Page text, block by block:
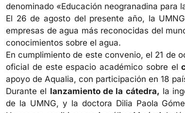
denominado «Educación neogranadina para
El 26 de agosto del presente año, la
empresas de agua más reconocidas del
conocimientos sobre el agua.
En cumplimiento de este convenio, el 21 de
oficial de este espacio académico sobre el
apoyo de Aqualia, con participación en 18
Durante el lanzamiento de la cátedra, la
de la UMNG, y la doctora Dilia Paola